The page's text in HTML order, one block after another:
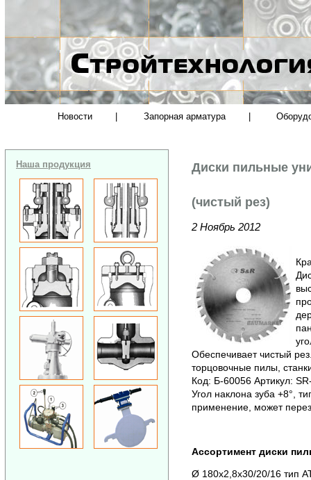
Новости Запорная арматура
Наша продукция Диски пильные
(чистый рез)
2 Ноябрь 2012
Обеспечивает чистый
торцовочные пилы,
Код: Б-60056 Артикул:
Угол наклона зуба +8°,
применение, может
Ассортимент диски
Ø 180х2,8х30/20/16 тип